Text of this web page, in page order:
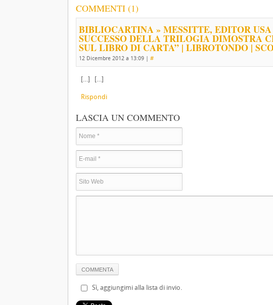
COMMENTI (1)
BIBLIOCARTINA » MESSITTE, EDITOR
SUCCESSO DELLA TRILOGIA DIMOSTRA
SUL LIBRO DI CARTA” | LIBROTONDO |
12 Dicembre 2012 a 13:09 | #
[…] […]
Rispondi
LASCIA UN COMMENTO
Sì, aggiungimi alla lista di invio.